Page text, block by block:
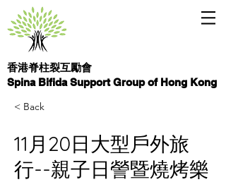
香港脊柱裂互勵會
Spina Bifida Support Group of Hong Kong
< Back
11月20日大型戶外旅
行--親子日謍暨燒烤樂